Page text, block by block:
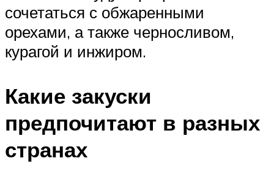
сочетаться с обжаренными
орехами, а также черносливом,
курагой и инжиром.
Какие закуски
предпочитают в разных
странах